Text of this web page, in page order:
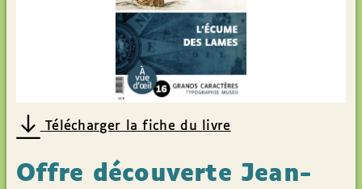
Télécharger la fiche du livre
Offre découverte Jean-